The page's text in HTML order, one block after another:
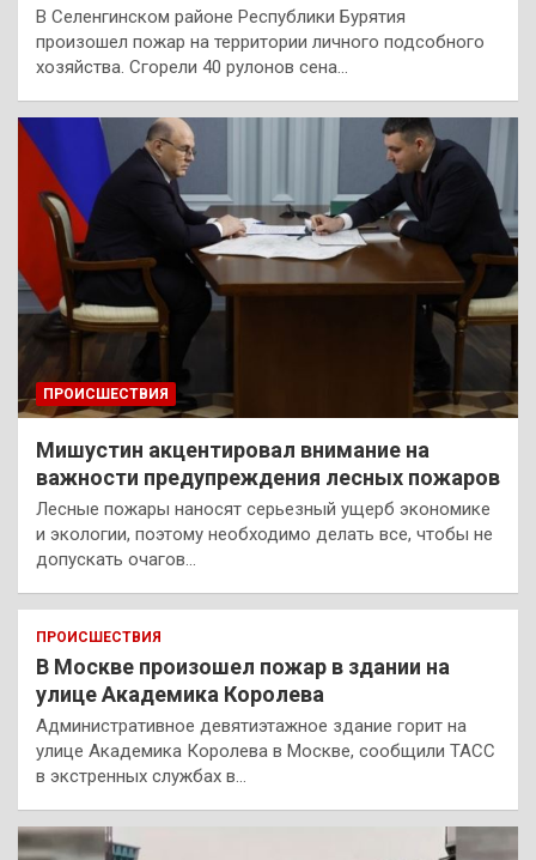
В Селенгинском районе Республики Бурятия
произошел пожар на территории личного подсобного
хозяйства. Сгорели 40 рулонов сена…
ПРОИСШЕСТВИЯ
Мишустин акцентировал внимание на
важности предупреждения лесных пожаров
Лесные пожары наносят серьезный ущерб экономике
и экологии, поэтому необходимо делать все, чтобы не
допускать очагов…
ПРОИСШЕСТВИЯ
В Москве произошел пожар в здании на
улице Академика Королева
Административное девятиэтажное здание горит на
улице Академика Королева в Москве, сообщили ТАСС
в экстренных службах в…